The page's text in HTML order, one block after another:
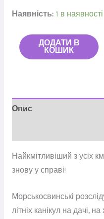
Наявність: 1 в наявності
ДОДАТИ В
КОШИК
Опис
Найкмітливіший з усіх
знову у справі!
Морськосвинські
літніх канікул на дачі,